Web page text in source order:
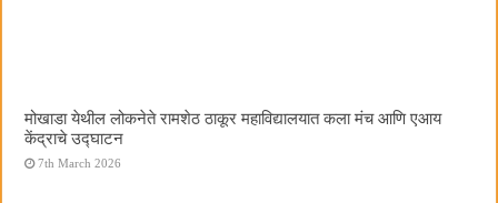
मोखाडा येथील लोकनेते रामशेठ ठाकूर महाविद्यालयात कला मंच आणि एआय
केंद्राचे उद्घाटन
7th March 2026